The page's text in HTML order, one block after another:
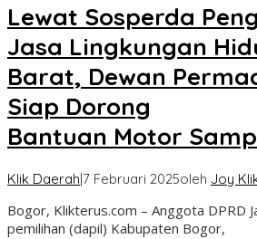
Lewat Sosperda
Jasa Lingkungan
Barat, Dewan
Siap Dorong
Bantuan Motor
Klik Daerah|7 Februari 2025oleh Joy
Bogor, Klikterus.com – Anggota DPRD
pemilihan (dapil) Kabupaten Bogor,